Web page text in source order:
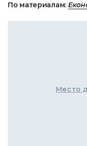
По материалам:
Место